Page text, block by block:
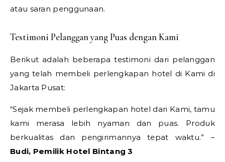
atau saran penggunaan.
Testimoni Pelanggan yang Puas dengan Kami
Berikut adalah beberapa testimoni dari pelanggan
yang telah membeli perlengkapan hotel di Kami di
Jakarta Pusat:
“Sejak membeli perlengkapan hotel dari Kami, tamu
kami merasa lebih nyaman dan puas. Produk
berkualitas dan pengirimannya tepat waktu.” –
Budi, Pemilik Hotel Bintang 3